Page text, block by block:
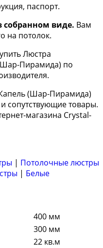
паспорт.
собранном виде. Вам
на потолок.
Люстра
Пирамида) по
(Шар-Пирамида)
сопутствующие товары.
магазина Crystal-
| Потолочные люстры
| Белые
400 мм
300 мм
22 кв.м